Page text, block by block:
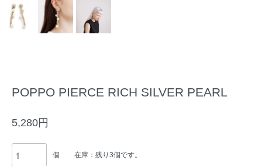
POPPO PIERCE RICH SILVER PEARL
5,280円
個 在庫：残り3個です。